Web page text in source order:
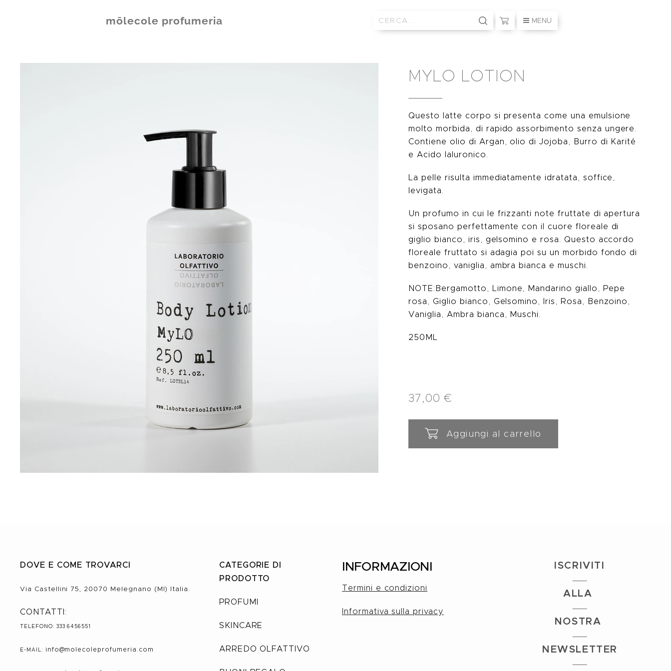
mōlecole profumeria MENU
MYLO LOTION
Questo latte corpo si presenta come una emulsione
molto morbida, di rapido assorbimento senza ungere.
Contiene olio di Argan, olio di Jojoba, Burro di Karité
e Acido Ialuronico.
La pelle risulta immediatamente idratata, soffice,
levigata.
Un profumo in cui le frizzanti note fruttate di apertura
si sposano perfettamente con il cuore floreale di
giglio bianco, iris, gelsomino e rosa. Questo accordo
floreale fruttato si adagia poi su un morbido fondo di
benzoino, vaniglia, ambra bianca e muschi.
NOTE:Bergamotto, Limone, Mandarino giallo, Pepe
rosa, Giglio bianco, Gelsomino, Iris, Rosa, Benzoino,
Vaniglia, Ambra bianca, Muschi.
250ML
37,00 €
Aggiungi al carrello
DOVE E COME TROVARCI
Via Castellini 75, 20070 Melegnano (MI) Italia.
CONTATTI:
TELEFONO: 333 6456551
E-MAIL: info@molecole profumeria.com
CATEGORIE DI
PRODOTTO
PROFUMI
SKINCARE
ARREDO OLFATTIVO
INFORMAZIONI
Termini e condizioni
Informativa sulla privacy
ISCRIVITI
ALLA
NOSTRA
NEWSLETTER